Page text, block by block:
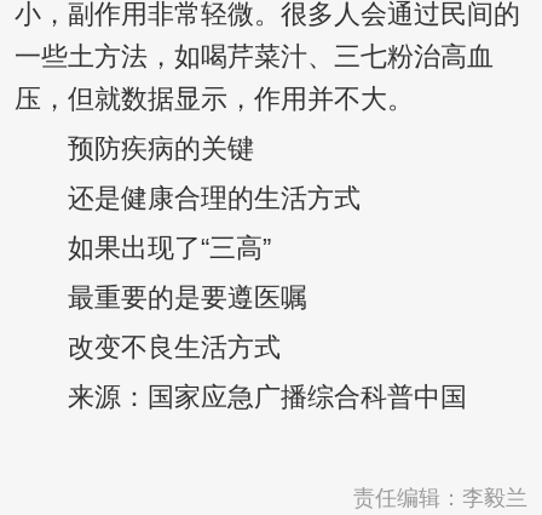
小，副作用非常轻微。很多人会通过民间的
一些土方法，如喝芹菜汁、三七粉治高血
压，但就数据显示，作用并不大。
预防疾病的关键
还是健康合理的生活方式
如果出现了“三高”
最重要的是要遵医嘱
改变不良生活方式
来源：国家应急广播综合科普中国
责任编辑：李毅兰